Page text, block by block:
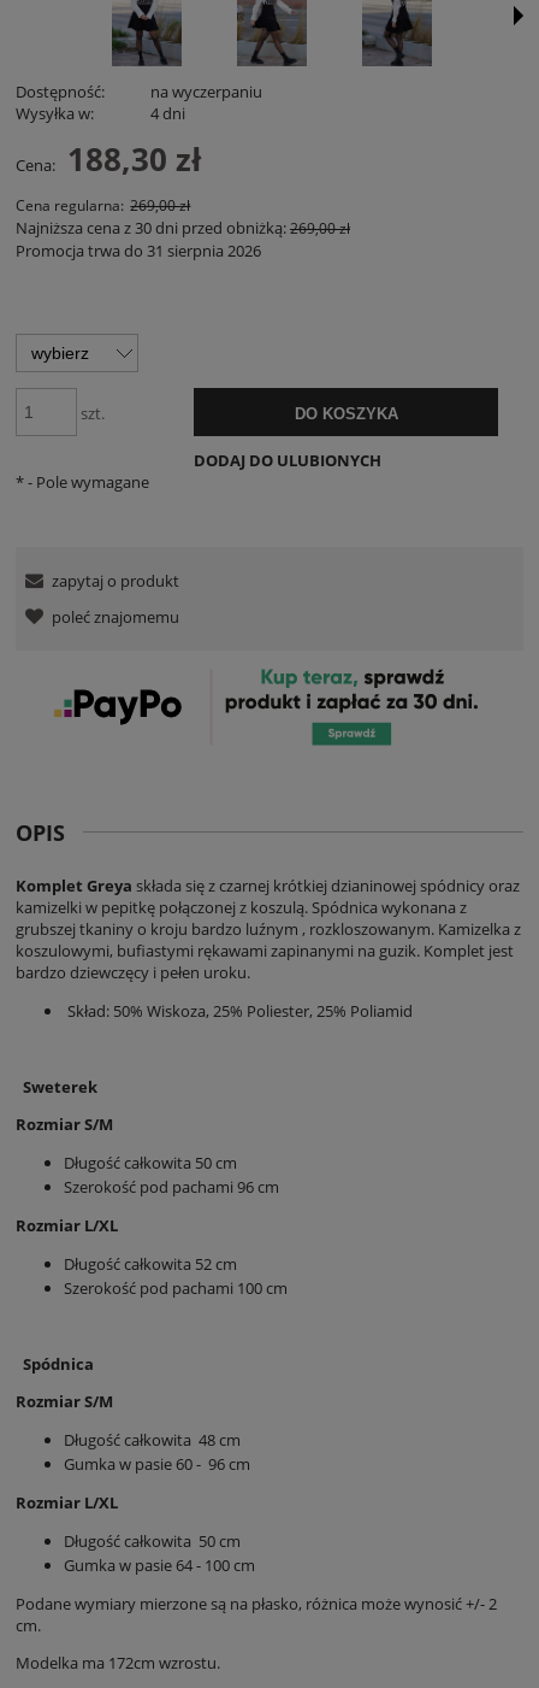
Dostępność:
na wyczerpaniu
Wysyłka w:
4 dni
Cena: 188,30 zł
Cena regularna: 269,00 zł
Najniższa cena z 30 dni przed obniżką:269,00 zł
Promocja trwa do 31 sierpnia 2026
szt. DO KOSZYKA
DODAJ DO ULUBIONYCH
*- Pole wymagane
zapytaj o produkt
poleć znajomemu
OPIS
Komplet Greya składa się z czarnej krótkiej dzianinowej spódnicy oraz
kamizelki w pepitkę połączonej z koszulą. Spódnica wykonana z
grubszej tkaniny o kroju bardzo luźnym , rozkloszowanym. Kamizelka z
koszulowymi, bufiastymi rękawami zapinanymi na guzik. Komplet jest
bardzo dziewczęcy i pełen uroku.
Skład: 50% Wiskoza, 25% Poliester, 25% Poliamid
Sweterek
Rozmiar S/M
Długość całkowita 50 cm
Szerokość pod pachami 96 cm
Rozmiar L/XL
Długość całkowita 52 cm
Szerokość pod pachami 100 cm
Spódnica
Rozmiar S/M
Długość całkowita 48 cm
Gumka w pasie 60 - 96 cm
Rozmiar L/XL
Długość całkowita 50 cm
Gumka w pasie 64 - 100 cm
Podane wymiary mierzone są na płasko, różnica może wynosić +/- 2
cm.
Modelka ma 172cm wzrostu.